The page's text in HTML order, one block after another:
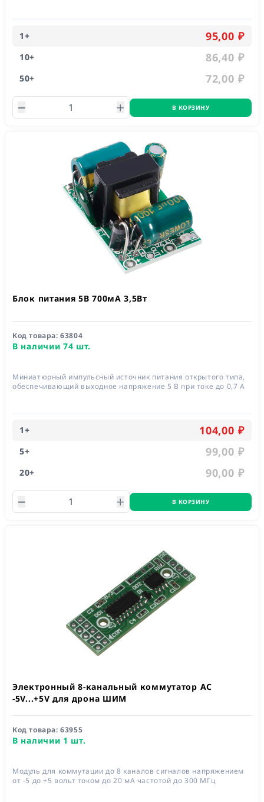
1+ 95,00 ₽
10+ 86,40 ₽
50+ 72,00 ₽
В КОРЗИНУ
Блок питания 5В 700мА 3,5Вт
Код товара:63804
В наличии 74 шт.
Миниатюрный импульсный источник питания открытого типа,
обеспечивающий выходное напряжение 5 В при токе до 0,7 А
1+ 104,00 ₽
5+ 99,00 ₽
20+ 90,00 ₽
В КОРЗИНУ
Электронный 8-канальный коммутатор AC
-5V...+5V для дрона ШИМ
Код товара:63955
В наличии 1 шт.
Модуль для коммутации до 8 каналов сигналов напряжением
от -5 до +5 вольт током до 20 мА частотой до 300 МГц